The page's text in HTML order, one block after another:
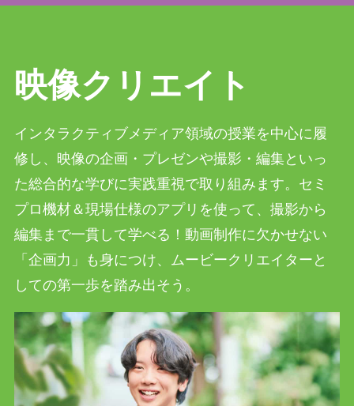
映像クリエイト
インタラクティブメディア領域の授業を中心に履
修し、映像の企画・プレゼンや撮影・編集といっ
た総合的な学びに実践重視で取り組みます。セミ
プロ機材＆現場仕様のアプリを使って、撮影から
編集まで一貫して学べる！動画制作に欠かせない
「企画力」も身につけ、ムービークリエイターと
しての第一歩を踏み出そう。